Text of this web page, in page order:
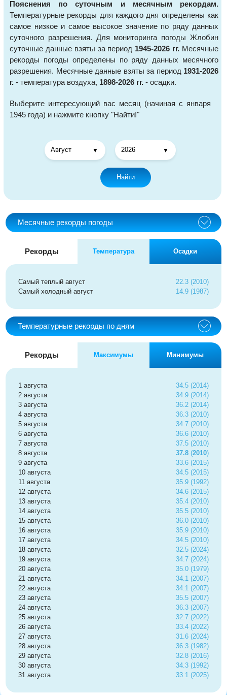
Пояснения по суточным и месячным рекордам.
Температурные рекорды для каждого дня определены как
самое низкое и самое высокое значение по ряду данных
суточного разрешения. Для мониторинга погоды Жлобин
суточные данные взяты за период 1945-2026 гг. Месячные
рекорды погоды определены по ряду данных месячного
разрешения. Месячные данные взяты за период 1931-2026
г. - температура воздуха, 1898-2026 гг. - осадки.
Выберите интересующий вас месяц (начиная с января
1945 года) и нажмите кнопку "Найти!"
Найти
Месячные рекорды погоды
Рекорды Температура Осадки
Самый теплый август
Самый холодный август
22.3 (2010)
14.9 (1987)
Температурные рекорды по дням
Рекорды Максимумы Минимумы
1 августа
2 августа
3 августа
4 августа
5 августа
6 августа
7 августа
8 августа
9 августа
10 августа
11 августа
12 августа
13 августа
14 августа
15 августа
16 августа
17 августа
18 августа
19 августа
20 августа
21 августа
22 августа
23 августа
24 августа
25 августа
26 августа
27 августа
28 августа
29 августа
30 августа
31 августа
34.5 (2014)
34.9 (2014)
36.2 (2014)
36.3 (2010)
34.7 (2010)
36.6 (2010)
37.5 (2010)
37.8(2010)
33.6 (2015)
34.5 (2015)
35.9 (1992)
34.6 (2015)
35.4 (2010)
35.5 (2010)
36.0 (2010)
35.9 (2010)
34.5 (2010)
32.5 (2024)
34.7 (2024)
35.0 (1979)
34.1 (2007)
34.1 (2007)
35.5 (2007)
36.3 (2007)
32.7 (2022)
33.4 (2022)
31.6 (2024)
36.3 (1982)
32.8 (2016)
34.3 (1992)
33.1 (2025)